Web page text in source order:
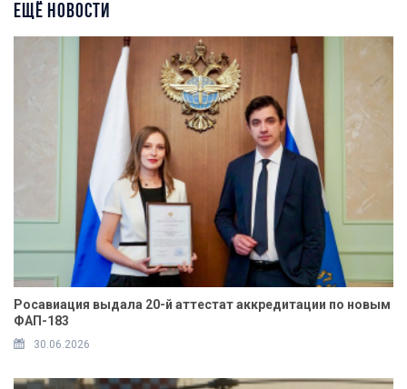
ЕЩЁ НОВОСТИ
Росавиация выдала 20-й аттестат аккредитации по новым
ФАП-183
30.06.2026